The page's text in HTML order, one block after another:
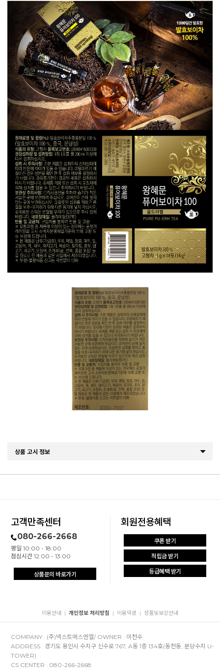
상품 고시 정보
고객만족센터
080-266-2668
평일 10:00 - 18:00
점심시간 12:00 - 13:00
상품문의 바로가기
회원전용혜택
쿠폰 받기
적립금 받기
등급혜택 받기
이용안내 | 개인정보 처리방침 | 이용약관 | 정품및보상안내
COMPANY : (주)넥스트에스엔엘/ OWNER : 이천수
ADDRESS : 경기도 용인시 수지구 신수로 767, A동 1층 134호(동천동, 분당수지 U-
TOWER)
CS CENTER : 080-266-2668